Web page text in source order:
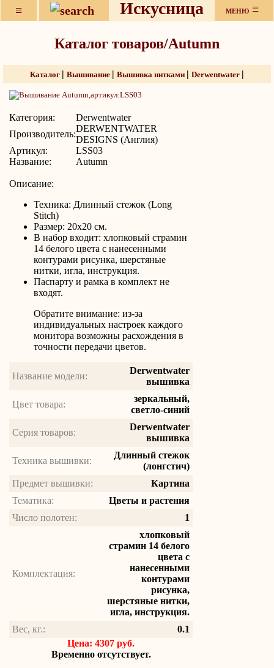
≡ Искусница МЕНЮ ≡
Каталог товаров/Autumn
Каталог | Вышивание | Вышивка нитками | Derwentwater |
Категория:
Derwentwater
Производитель:
DERWENTWATER
DESIGNS (Англия)
Артикул:
LSS03
Название:
Autumn
Описание:
Техника: Длинный стежок (Long
Stitch)
Размер: 20х20 см.
В набор входит: хлопковый страмин
14 белого цвета с нанесенными
контурами рисунка, шерстяные
нитки, игла, инструкция.
Паспарту и рамка в комплект не
входят.
Обратите внимание: из-за
индивидуальных настроек каждого
монитора возможны расхождения в
точности передачи цветов.
Название модели:
Derwentwater
вышивка
Цвет товара:
зеркальный,
светло-синий
Серия товаров:
Derwentwater
вышивка
Техника вышивки:
Длинный стежок
(лонгстич)
Предмет вышивки:
Картина
Тематика:
Цветы и растения
Число полотен:
1
Комплектация:
хлопковый
страмин 14 белого
цвета с
нанесенными
контурами
рисунка,
шерстяные нитки,
игла, инструкция.
Вес, кг.:
0.1
Цена: 4307 руб.
Временно отсутствует.